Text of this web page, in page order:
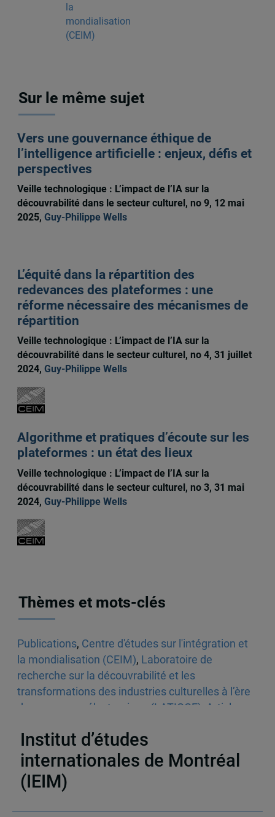
la
mondialisation
(CEIM)
Sur le même sujet
Vers une gouvernance éthique de
l’intelligence artificielle : enjeux, défis et
perspectives
Veille technologique : L’impact de l’IA sur la
découvrabilité dans le secteur culturel, no 9, 12 mai
2025, Guy-Philippe Wells
L’équité dans la répartition des
redevances des plateformes : une
réforme nécessaire des mécanismes de
répartition
Veille technologique : L’impact de l’IA sur la
découvrabilité dans le secteur culturel, no 4, 31 juillet
2024, Guy-Philippe Wells
Algorithme et pratiques d’écoute sur les
plateformes : un état des lieux
Veille technologique : L’impact de l’IA sur la
découvrabilité dans le secteur culturel, no 3, 31 mai
2024, Guy-Philippe Wells
Thèmes et mots-clés
Publications, Centre d'études sur l'intégration et
la mondialisation (CEIM), Laboratoire de
recherche sur la découvrabilité et les
transformations des industries culturelles à l’ère
du commerce électronique (LATICCE)
Articles
Institut d’études
internationales de Montréal
(IEIM)